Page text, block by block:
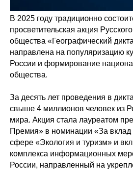
В 2025 году традиционно
просветительская акция
общества «Географический
направлена на популяризацию
России и формирование
общества.
За десять лет проведения в
свыше 4 миллионов человек из
мира. Акция стала лауреатом
Премия» в номинации «За
сфере «Экология и туризм» и
комплекса информационных
России, направленный на